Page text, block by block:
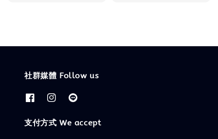
社群媒體 Follow us
支付方式 We accept